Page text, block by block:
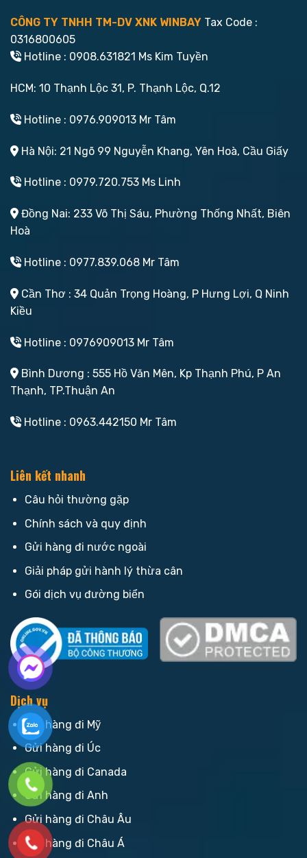
CÔNG TY TNHH TM-DV XNK WINBAY Tax Code :
0316800605
Hotline : 0908.631821 Ms Kim Tuyền
HCM: 10 Thạnh Lộc 31, P. Thạnh Lộc, Q.12
Hotline : 0976.909013 Mr Tâm
Hà Nội: 21 Ngõ 99 Nguyễn Khang, Yên Hoà, Cầu Giấy
Hotline : 0979.720.753 Ms Linh
Đồng Nai: 233 Võ Thị Sáu, Phường Thống Nhất, Biên
Hoà
Hotline : 0977.839.068 Mr Tâm
Cần Thơ : 34 Quản Trọng Hoàng, P Hưng Lợi, Q Ninh
Kiều
Hotline : 0976909013 Mr Tâm
Bình Dương : 555 Hồ Văn Mên, Kp Thạnh Phú, P An
Thạnh, TP.Thuận An
Hotline : 0963.442150 Mr Tâm
Liên kết nhanh
Câu hỏi thường gặp
Chính sách và quy định
Gửi hàng đi nước ngoài
Giải pháp gửi hành lý thừa cân
Gói dịch vụ đường biển
Dịch vụ
Gửi hàng đi Mỹ
Gửi hàng đi Úc
Gửi hàng đi Canada
Gửi hàng đi Anh
Gửi hàng đi Châu Âu
Gửi hàng đi Châu Á